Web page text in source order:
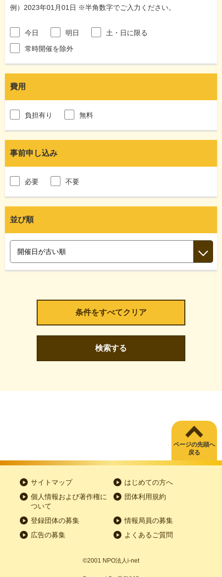
例）2023年01月01日 ※半角数字でご入力ください。
今日 明日
土・日に限る
常時開催を除外
費用
負担有り 無料
事前申し込み
必要 不要
並び順
検索する
ページの先頭へ
戻る
サイトマップ
はじめての方へ
個人情報および著作権に
ついて
団体利用規約
登録団体の募集
情報局員の募集
広告の募集
よくあるご質問
©2001 NPO法人 i-net